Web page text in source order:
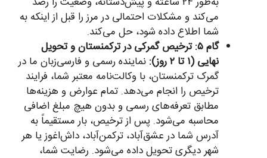
می‌کند و مشکلات احتمالی در مرز را قبل از اینکه به
شما اطلاع داده شود، حل می‌کند.
گام ۵: ترخیص گمرکی در ترکمنستان و تحویل
نهایی (۱ تا ۲ روز):
نماینده رسمی و فارسی‌زبان ما در
گمرک ترکمنستان، با وکالت‌نامه معتبر شما، فرایند
ترخیص را انجام می‌دهد. تمام عوارض و هزینه‌ها
مطابق تعرفه‌های رسمی و بدون هیچ مبلغ اضافی
محاسبه می‌شود. پس از ترخیص، بار مستقیماً به
آدرس شما در عشق‌آباد، ترکمن‌آباد، داش‌اغوز یا هر
شهر دیگری تحویل داده می‌شود. رضایت شما،